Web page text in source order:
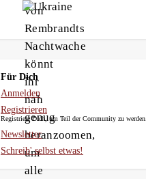
von
Rembrandts
Nachtwache
könnt
ihr
nah
genug
heranzoomen,
um
alle
Für Dich
Anmelden
Registrieren
Registriere Dich, um Teil der Community zu werden.
Newsletter
Schreib' selbst etwas!